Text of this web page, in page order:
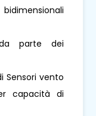
parte dei
Sensori vento
capacità di